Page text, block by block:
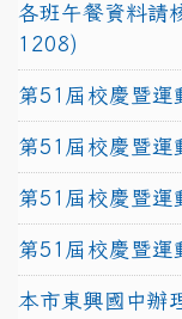
各班午餐資料請
1208)
第51屆校慶暨運
第51屆校慶暨運
第51屆校慶暨運
第51屆校慶暨運
本市東興國中辦